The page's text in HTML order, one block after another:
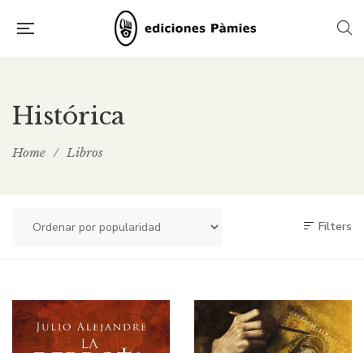
Histórica
Home / Libros
Filters